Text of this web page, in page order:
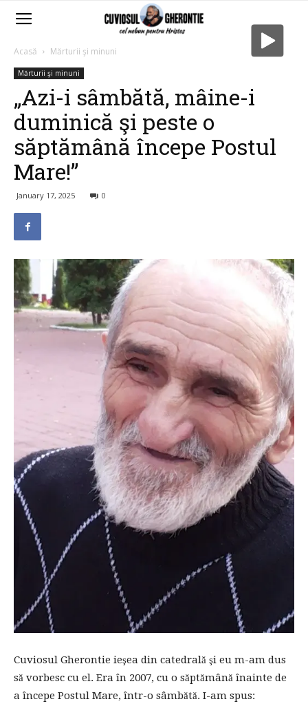
Acasă Mărturii şi minuni
Mărturii şi minuni
„Azi-i sâmbătă, mâine-i
duminică şi peste o
săptămână începe Postul
Mare!”
January 17, 2025 0
Cuviosul Gherontie ieşea din catedrală şi eu m-am dus
să vorbesc cu el. Era în 2007, cu o săptămână înainte de
a începe Postul Mare, într-o sâmbătă. I-am spus: